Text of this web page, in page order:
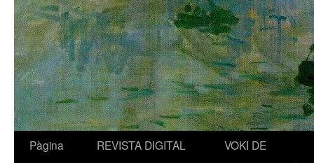
Vés
Pàgina
REVISTA DIGITAL
VOKI DE